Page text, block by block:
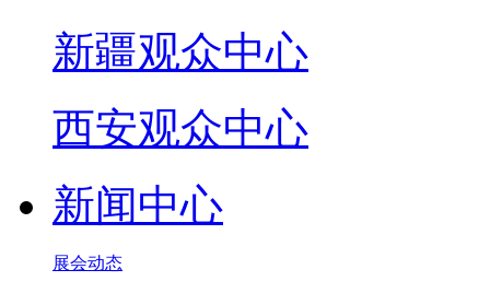
新疆观众中心
西安观众中心
新闻中心
展会动态